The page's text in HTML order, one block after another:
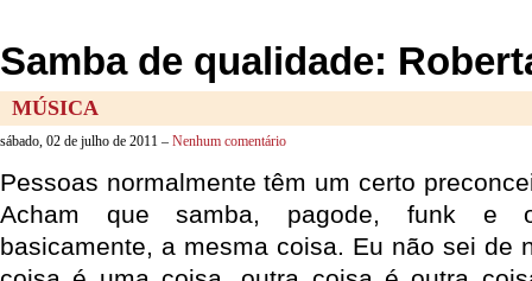
Samba de qualidade:
MÚSICA
sábado, 02 de julho de 2011 – Nenhum comentário
Pessoas normalmente têm um certo
Acham que samba, pagode, funk e
basicamente, a mesma coisa. Eu não sei de